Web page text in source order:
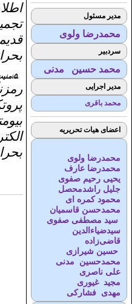
مدیر مسئول
محمدرضا ولوی
سردبیر
محمد حسین مدنی
مدیر اجرایی
محمد باقری
اعضای هیات تحریریه
محمدرضا ولوی
محمدرضا عارف
یحیی رحیم صفوی
جلیل راشدمحصل
محمود کمره ای
محمدحسن قاسمیان
سید مصطفی صفوی
سیدضیاء‌الدین
قاضی‌زاده
حسین شیرازی
محمدحسین مدنی
علی ناصری
مجید غیوری
مهدی فشارکی
۵.